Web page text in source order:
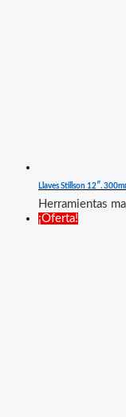
Llaves Stillson 12″.
Herramientas
¡Oferta!